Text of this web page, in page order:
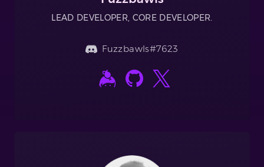
LEAD DEVELOPER, CORE DEVELOPER.
Fuzzbawls#7623